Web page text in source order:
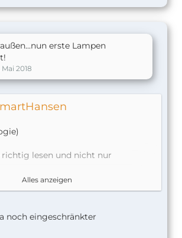
erste Lampen
Mai 2018
lesen und nicht nur
das hier auch gelesen:
allen anderen E27 Leuchtmittel.
Alles anzeigen
noch eingeschränkter